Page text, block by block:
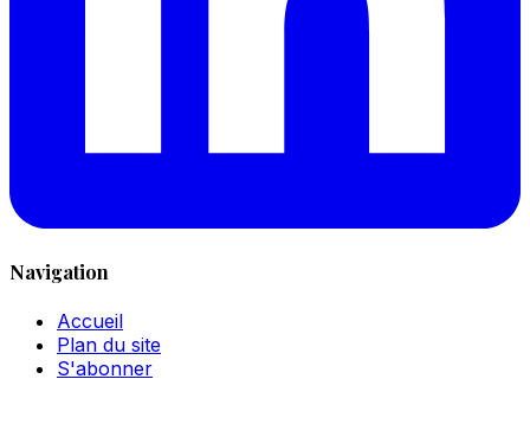
Navigation
Accueil
Plan du site
S'abonner